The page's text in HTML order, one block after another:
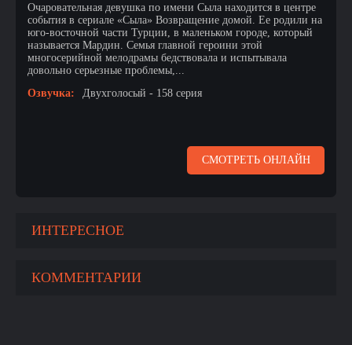
Очаровательная девушка по имени Сыла находится в центре
события в сериале «Сыла» Возвращение домой. Ее родили на
юго-восточной части Турции, в маленьком городе, который
называется Мардин. Семья главной героини этой
многосерийной мелодрамы бедствовала и испытывала
довольно серьезные проблемы,...
Озвучка:
Двухголосый - 158 серия
СМОТРЕТЬ ОНЛАЙН
ИНТЕРЕСНОЕ
КОММЕНТАРИИ